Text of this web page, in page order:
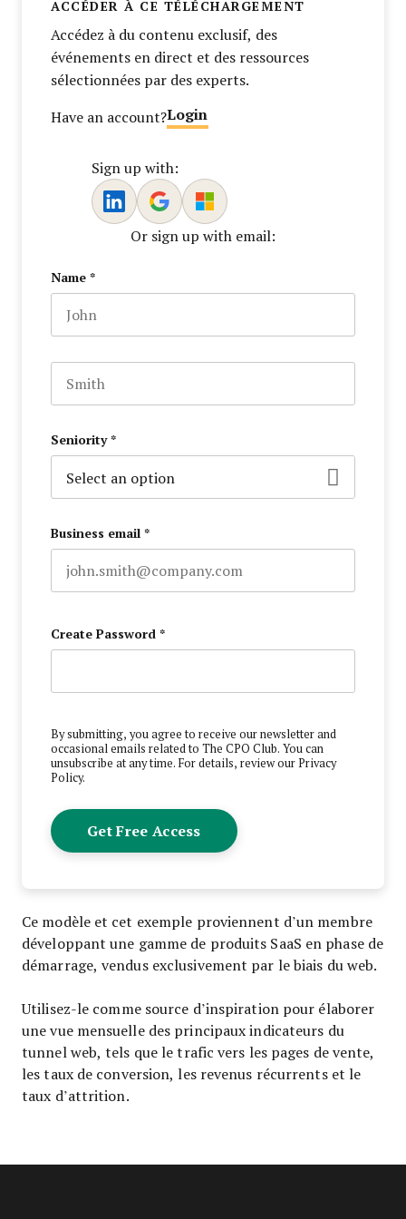
ACCÉDER À CE TÉLÉCHARGEMENT
Accédez à du contenu exclusif, des
événements en direct et des ressources
sélectionnées par des experts.
Have an account?Login
Sign up with:
Or sign up with email:
Name*
First name
Last name
Seniority*
Business email*
Create Password*
By submitting, you agree to receive our newsletter and
occasional emails related to The CPO Club. You can
unsubscribe at any time. For details, review ourPrivacy
Policy.
Ce modèle et cet exemple proviennent d’un membre
développant une gamme de produits SaaS en phase de
démarrage, vendus exclusivement par le biais du web.
Utilisez-le comme source d’inspiration pour élaborer
une vue mensuelle des principaux indicateurs du
tunnel web, tels que le trafic vers les pages de vente,
les taux de conversion, les revenus récurrents et le
taux d’attrition.